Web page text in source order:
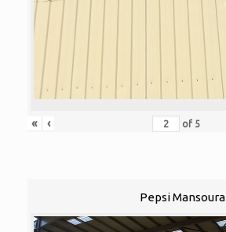
« ‹ of 5
Pepsi Mansoura